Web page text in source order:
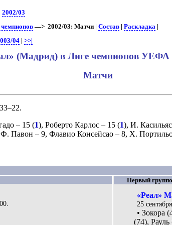
2002/03
—> 2002/03: Матчи |Состав |Раскладка |
04 |>>|
(Мадрид) в Лиге чемпионов УЕФА
Матчи
33–22.
– 15 (1), Роберто Карлос – 15 (1), И. Касильяс
Ф. Павон – 9, Флавио Консейсао – 8, Х.
Первый
«Реал»
25
• Зокора
(74), Рауль